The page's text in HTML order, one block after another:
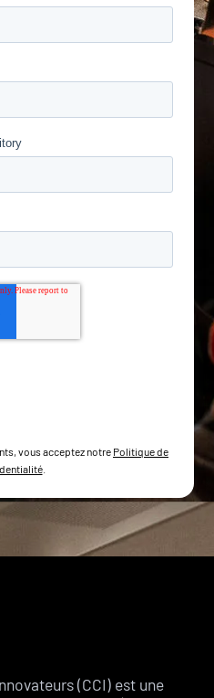
vous acceptez notre Politique de
.
(CCI) est une